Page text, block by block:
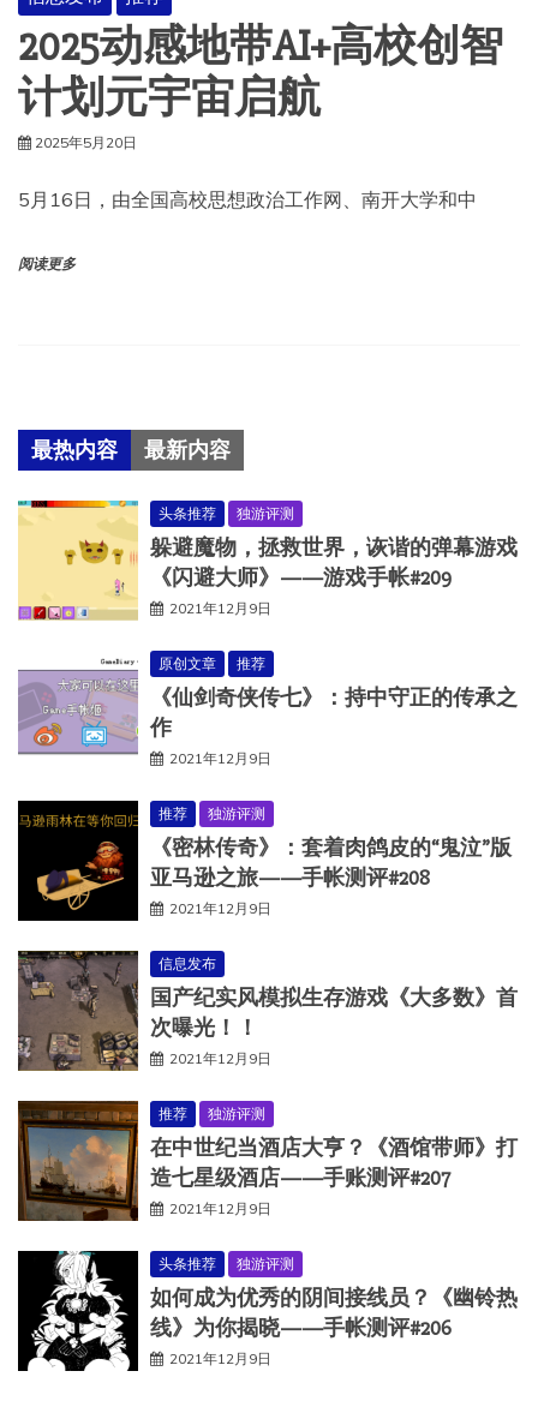
2025动感地带AI+高校创智
计划元宇宙启航
2025年5月20日
5月16日，由全国高校思想政治工作网、南开大学和中
阅读更多
最热内容 最新内容
头条推荐 独游评测
躲避魔物，拯救世界，诙谐的弹幕游戏
《闪避大师》——游戏手帐#209
2021年12月9日
原创文章 推荐
《仙剑奇侠传七》：持中守正的传承之
作
2021年12月9日
推荐 独游评测
《密林传奇》：套着肉鸽皮的“鬼泣”版
亚马逊之旅——手帐测评#208
2021年12月9日
信息发布
国产纪实风模拟生存游戏《大多数》首
次曝光！！
2021年12月9日
推荐 独游评测
在中世纪当酒店大亨？《酒馆带师》打
造七星级酒店——手账测评#207
2021年12月9日
头条推荐 独游评测
如何成为优秀的阴间接线员？《幽铃热
线》为你揭晓——手帐测评#206
2021年12月9日